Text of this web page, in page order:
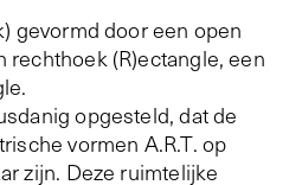
gevormd door een open
rechthoek (R)ectangle, een
opgesteld, dat de
vormen A.R.T. op
zijn. Deze ruimtelijke